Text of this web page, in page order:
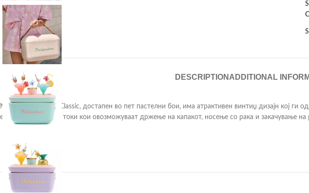
DESCRIPTION ADDITIONAL
Моделот Polarbox Classic, достапен во пет пастелни бои, има атрактивен винтиџ дизајн кој ги
е со две странични токи кои овозможуваат држење на капакот, носење со рака и закачување на